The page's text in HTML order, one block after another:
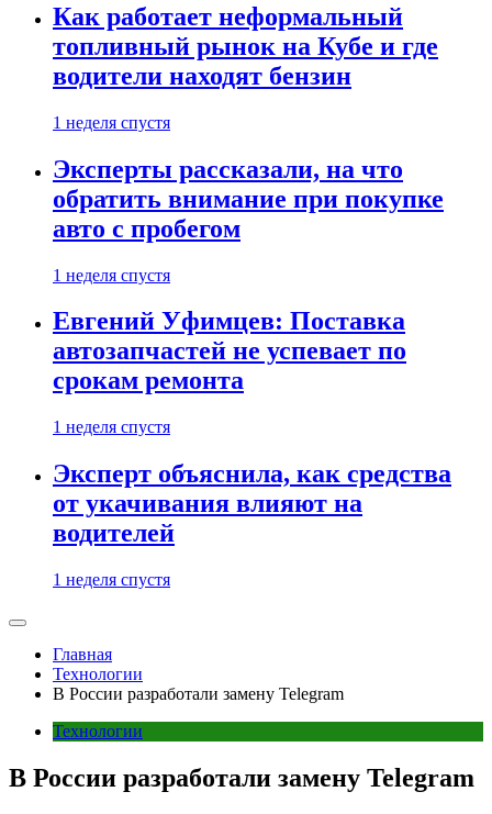
Как работает неформальный
топливный рынок на Кубе и где
водители находят бензин
1 неделя спустя
Эксперты рассказали, на что
обратить внимание при покупке
авто с пробегом
1 неделя спустя
Евгений Уфимцев: Поставка
автозапчастей не успевает по
срокам ремонта
1 неделя спустя
Эксперт объяснила, как средства
от укачивания влияют на
водителей
1 неделя спустя
Главная
Технологии
В России разработали замену Telegram
Технологии
В России разработали замену Telegram